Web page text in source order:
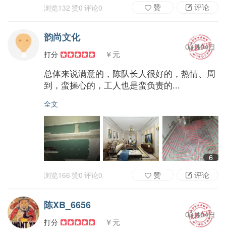
浏览132 赞0 评论0 评论
赞
韵尚文化
打分 ￥元
03月04日
总体来说满意的，陈队长人很好的，热情、周
到，蛮操心的，工人也是蛮负责的...
全文
6
浏览166 赞0 评论0 评论
赞
陈XB_6656
打分 ￥元
03月04日